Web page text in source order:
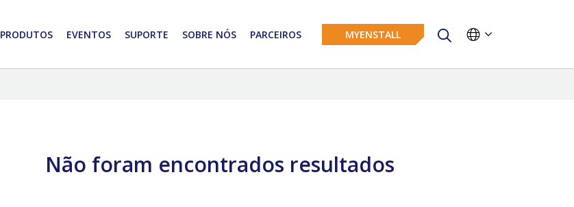
PRODUTOS EVENTOS SUPORTE SOBRE NÓS PARCEIROS MYENSTALL
Não foram encontrados resultados